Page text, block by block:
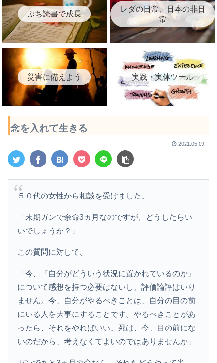
ぷち読書で成長
レダの日常、日本の非日
常
災害に備えよう 実践・実体ツール
念を入れて生きる
2021.05.09
５０代の女性から相談を受けました。
「末期ガンで余命3ヵ月なのですが、どうしたらい
いでしょうか？」
この質問に対して、
「今、『自分がどういう状況に置かれているのか』
について感想を持つ必要はないし、評価論評はいり
ません。今、自分がやるべきことは、自分の目の前
にいる人を大事にすることです。やるべきことがあ
ったら、それをやればいい。死は、今、目の前にな
いのだから、考えなくてよいのではありませんか」